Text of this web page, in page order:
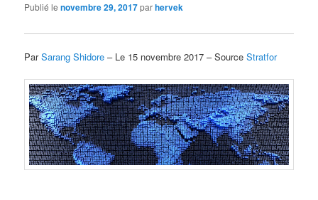
Publié lenovembre 29, 2017parhervek
ParSarang Shidore – Le 15 novembre 2017 – SourceStratfor